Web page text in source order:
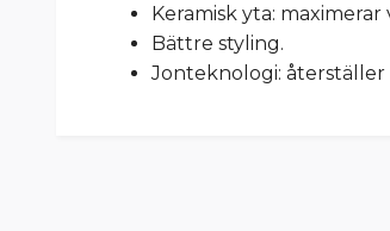
Keramisk yta:
Bättre styling.
Jonteknologi: återställer